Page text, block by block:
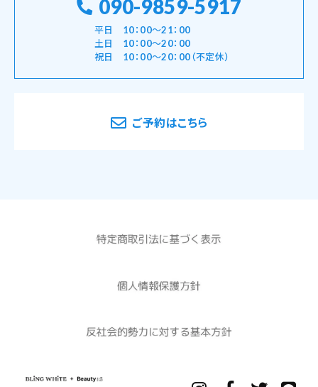
090-9859-5917
平日 10：00～21：00
土日 10：00～20：00
祝日 10：00～20：00（不定休）
ご予約はこちら